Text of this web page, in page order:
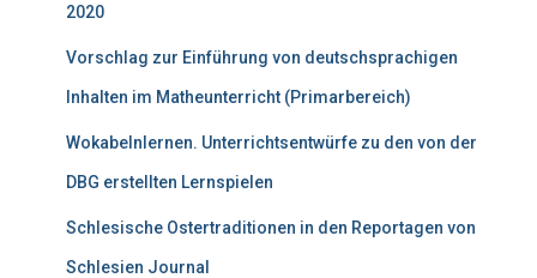
2020
Vorschlag zur Einführung von deutschsprachigen
Inhalten im Matheunterricht (Primarbereich)
Wokabelnlernen. Unterrichtsentwürfe zu den von der
DBG erstellten Lernspielen
Schlesische Ostertraditionen in den Reportagen von
Schlesien Journal